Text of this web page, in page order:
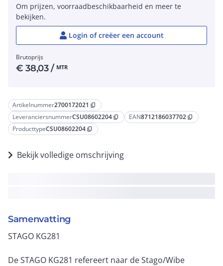
Artikelnummer2700172021 content_copy
LeveranciersnummerCSU08602204 content_copy EAN8712186037702 content_copy
ProducttypeCSU08602204 content_copy
Bekijk volledige omschrijving
Samenvatting
STAGO KG281
De STAGO KG281 refereert naar de Stago/Wibe
Om prijzen, voorraadbeschikbaarheid en meer te
bekijken.
Login of creëer een account
Brutoprijs
€38,03/ MTR